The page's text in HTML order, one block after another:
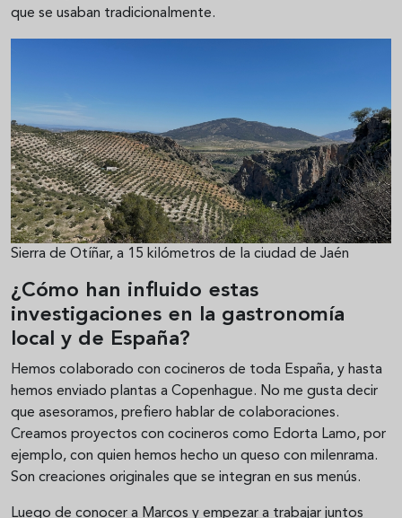
que se usaban tradicionalmente.
Sierra de Otíñar, a 15 kilómetros de la ciudad de Jaén
¿Cómo han influido estas
investigaciones en la gastronomía
local y de España?
Hemos colaborado con cocineros de toda España, y hasta
hemos enviado plantas a Copenhague. No me gusta decir
que asesoramos, prefiero hablar de colaboraciones.
Creamos proyectos con cocineros como Edorta Lamo, por
ejemplo, con quien hemos hecho un queso con milenrama.
Son creaciones originales que se integran en sus menús.
Luego de conocer a Marcos y empezar a trabajar juntos